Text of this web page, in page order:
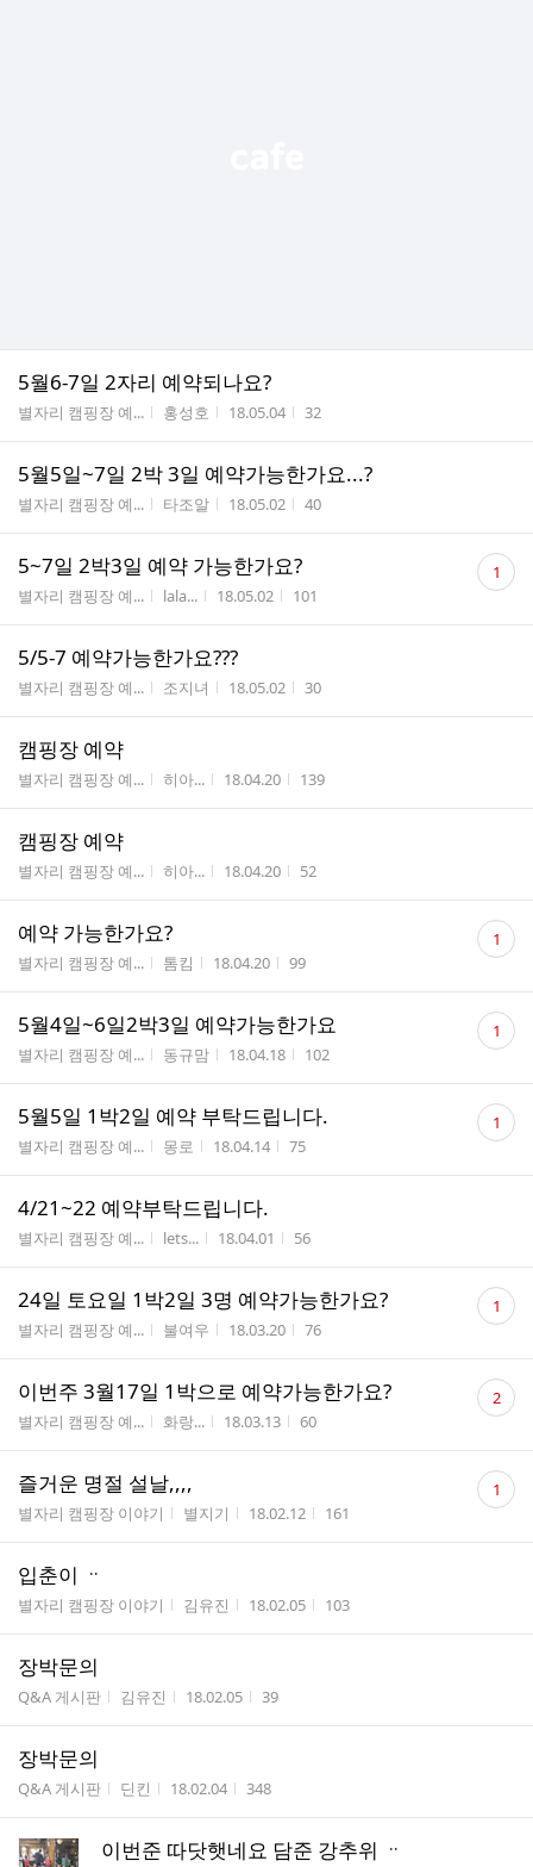
5월6-7일 2자리 예약되나요?
게시판명
별자리 캠핑장 예... 작성자
홍성호 작성시간
18.05.04 조회수
32
5월5일~7일 2박 3일 예약가능한가요...?
게시판명
별자리 캠핑장 예... 작성자
타조알 작성시간
18.05.02 조회수
40
5~7일 2박3일 예약 가능한가요?
게시판명
별자리 캠핑장 예... 작성자
lala... 작성시간
18.05.02 조회수
101
댓
글 1
5/5-7 예약가능한가요???
게시판명
별자리 캠핑장 예... 작성자
조지녀 작성시간
18.05.02 조회수
30
캠핑장 예약
게시판명
별자리 캠핑장 예... 작성자
히아... 작성시간
18.04.20 조회수
139
캠핑장 예약
게시판명
별자리 캠핑장 예... 작성자
히아... 작성시간
18.04.20 조회수
52
예약 가능한가요?
게시판명
별자리 캠핑장 예... 작성자
톰킴 작성시간
18.04.20 조회수
99
댓
글 1
5월4일~6일2박3일 예약가능한가요
게시판명
별자리 캠핑장 예... 작성자
동규맘 작성시간
18.04.18 조회수
102
댓
글 1
5월5일 1박2일 예약 부탁드립니다.
게시판명
별자리 캠핑장 예... 작성자
몽로 작성시간
18.04.14 조회수
75
댓
글 1
4/21~22 예약부탁드립니다.
게시판명
별자리 캠핑장 예... 작성자
lets... 작성시간
18.04.01 조회수
56
24일 토요일 1박2일 3명 예약가능한가요?
게시판명
별자리 캠핑장 예... 작성자
불여우 작성시간
18.03.20 조회수
76
댓
글 1
이번주 3월17일 1박으로 예약가능한가요?
게시판명
별자리 캠핑장 예... 작성자
화랑... 작성시간
18.03.13 조회수
60
댓
글 2
즐거운 명절 설날,,,,
게시판명
별자리 캠핑장 이야기 작성자
별지기 작성시간
18.02.12 조회수
161
댓
글 1
입춘이 ᆢ
게시판명
별자리 캠핑장 이야기 작성자
김유진 작성시간
18.02.05 조회수
103
장박문의
게시판명
Q&A 게시판 작성자
김유진 작성시간
18.02.05 조회수
39
장박문의
게시판명
Q&A 게시판 작성자
딘킨 작성시간
18.02.04 조회수
348
이번준 따닷햇네요 담준 강추위 ᆢ